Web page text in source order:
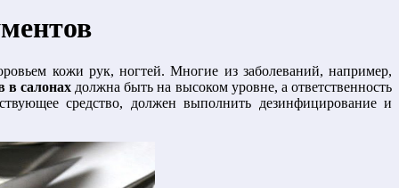
кожи рук, ногтей. Многие из заболеваний, например,
в салонахдолжна быть на высоком уровне, а ответственность
средство, должен выполнить дезинфицирование и